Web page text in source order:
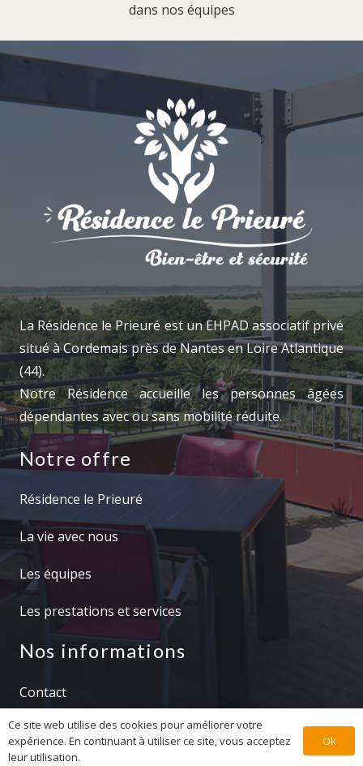
dans nos équipes
La Résidence le Prieuré est un EHPAD associatif privé
situé à Cordemais près de Nantes en Loire Atlantique
(44).
Notre Résidence accueille les personnes âgées
dépendantes avec ou sans mobilité réduite.
Notre offre
Résidence le Prieuré
La vie avec nous
Les équipes
Les prestations et services
Nos informations
Contact
Résidence le Prieuré 2022 – Tous droits conservés.
Une création Orijin prod
Ce site web utilise des cookies pour améliorer votre
expérience. En continuant à utiliser ce site, vous acceptez
leur utilisation.
Ok